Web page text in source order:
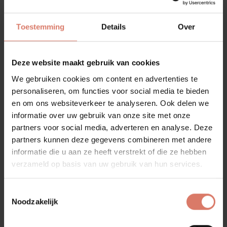
Toestemming Details Over
Deze website maakt gebruik van cookies
We gebruiken cookies om content en advertenties te
personaliseren, om functies voor social media te bieden
en om ons websiteverkeer te analyseren. Ook delen we
informatie over uw gebruik van onze site met onze
partners voor social media, adverteren en analyse. Deze
partners kunnen deze gegevens combineren met andere
informatie die u aan ze heeft verstrekt of die ze hebben
verzameld op basis van uw gebruik van hun services.
Noodzakelijk
voor de inrichting ...
02 feb 2024-Badkamer
Houtlook badkamer voor
sfeerbepalende contrasten